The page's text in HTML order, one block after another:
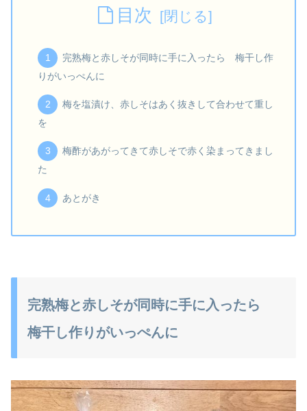
目次
完熟梅と赤しそが同時に手に入ったら 梅干し作
りがいっぺんに
梅を塩漬け、赤しそはあく抜きして合わせて重し
を
梅酢があがってきて赤しそで赤く染まってきまし
た
あとがき
完熟梅と赤しそが同時に手に入ったら
梅干し作りがいっぺんに